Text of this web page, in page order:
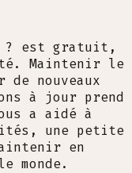
? est gratuit,
Maintenir le
nouveaux
à jour prend
a aidé à
une petite
en